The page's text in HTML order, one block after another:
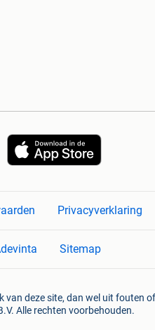
Privacyverklaring
Sitemap
deze site, dan wel uit fouten
Alle rechten voorbehouden.